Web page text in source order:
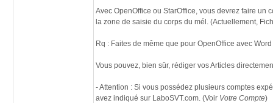
Avec OpenOffice ou StarOffice, vous devrez faire
la zone de saisie du corps du mél. (Actuellement,
Rq : Faites de même que pour OpenOffice avec
Vous pouvez, bien sûr, rédiger vos Articles
- Attention : Si vous possédez plusieurs comptes
avez indiqué sur LaboSVT.com. (Voir Votre Compte)